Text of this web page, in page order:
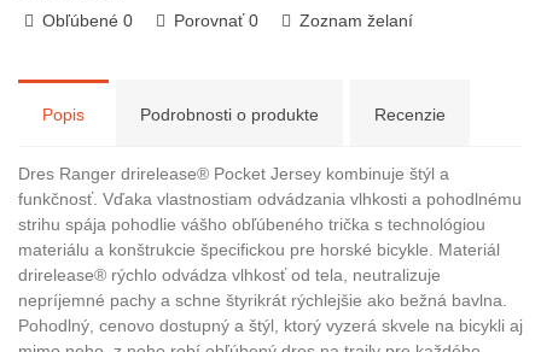
Obľúbené 0 Porovnať 0 Zoznam želaní
Popis Podrobnosti o produkte Recenzie
Dres Ranger drirelease® Pocket Jersey kombinuje štýl a
funkčnosť. Vďaka vlastnostiam odvádzania vlhkosti a pohodlnému
strihu spája pohodlie vášho obľúbeného trička s technológiou
materiálu a konštrukcie špecifickou pre horské bicykle. Materiál
drirelease® rýchlo odvádza vlhkosť od tela, neutralizuje
nepríjemné pachy a schne štyrikrát rýchlejšie ako bežná bavlna.
Pohodlný, cenovo dostupný a štýl, ktorý vyzerá skvele na bicykli aj